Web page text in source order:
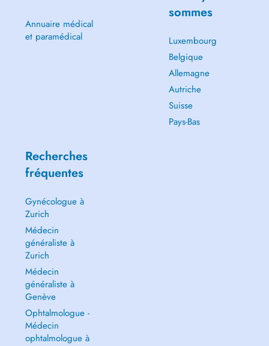
Annuaire médical
et paramédical
sommes
Luxembourg
Belgique
Allemagne
Autriche
Suisse
Pays-Bas
Recherches
fréquentes
Gynécologue à
Zurich
Médecin
généraliste à
Zurich
Médecin
généraliste à
Genève
Ophtalmologue -
Médecin
ophtalmologue à